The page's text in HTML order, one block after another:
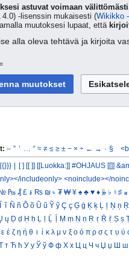
astuvat voimaan
4.0) -lisenssin mukaisesti (Wikikko
muutoksesi lupaat, että
alla oleva tehtävä ja kirjoita
– ” ’ ° ≈ ≠ ≤ ≥ ± − × ÷ ← → · §
| [ ] [[ ]] [[Luokka:]] #OHJAUS [[]]
includeonly> <noinclude></
₧ ₰ £ ៛ ₨ ₪ ৳ ₮ ₩ ¥ ♠ ♣ ♥ ♦ 𝄫 ♭ ♮ ♯ 𝄪
Ĩ ĩ Ñ ñ Õ õ Ũ ũ Ỹ ỹ Ç ç Ģ ģ Ķ ķ Ļ ļ Ņ ņ Ŗ
ų Ḍ ḍ Ḥ ḥ Ḷ ḷ Ḹ ḹ Ṃ ṃ Ṇ ṇ Ṛ ṛ Ṝ ṝ Ṣ ṣ
ε έ ζ η ή θ ι ί κ λ μ ν ξ ο ό π ρ σ ς τ υ ύ
т Ћ ћ У у Ў ў Ф ф Х х Ц ц Ч ч Џ џ Ш ш